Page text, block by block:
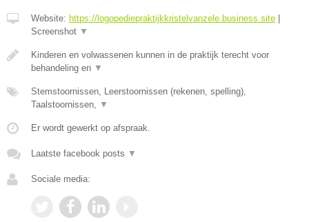
Website: https://logopediepraktijkkristelvanzele.business.site
Screenshot ▼
Kinderen en volwassenen kunnen in de praktijk terecht voor
behandeling en ▼
Stemstoornissen, Leerstoornissen (rekenen, spelling),
Taalstoornissen, ▼
Er wordt gewerkt op afspraak.
Laatste facebook posts ▼
Sociale media: